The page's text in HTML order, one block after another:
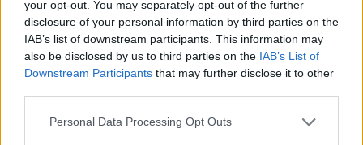
your opt-out. You may separately opt-out of the further
disclosure of your personal information by third parties on the
IAB’s list of downstream participants. This information may
also be disclosed by us to third parties on the IAB’s List of
Downstream Participants that may further disclose it to other
Personal Data Processing Opt Outs
Hét forrásunk van,
mindegyik nagyon értékes,
mert más és más a